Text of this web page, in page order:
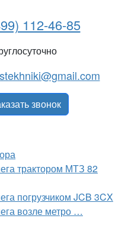
112-46-85
звонок
трактором МТЗ 82
погрузчиком JCB 3CX
возле метро …